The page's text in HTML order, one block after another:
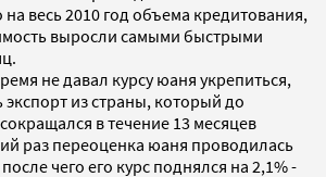
весь 2010 год объема кредитования,
выросли самыми быстрыми
не давал курсу юаня укрепиться,
из страны, который до
в течение 13 месяцев
раз переоценка юаня проводилась
чего его курс поднялся на 2,1% -